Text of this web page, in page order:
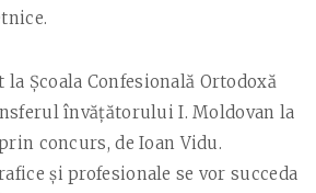
la Şcoala Confesională Ortodoxă
învăţătorului I. Moldovan la
concurs, de Ioan Vidu.
şi profesionale se vor succeda